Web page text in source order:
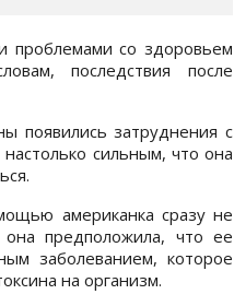
проблемами со здоровьем
последствия после
появились затруднения с
сильным, что она
американка сразу не
предположила, что ее
заболеванием, которое
на организм.